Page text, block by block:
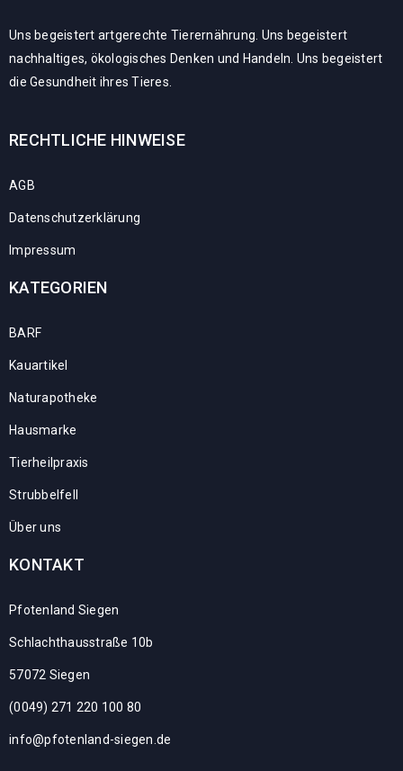
Uns begeistert artgerechte Tierernährung. Uns begeistert
nachhaltiges, ökologisches Denken und Handeln. Uns begeistert
die Gesundheit ihres Tieres.
RECHTLICHE HINWEISE
AGB
Datenschutzerklärung
Impressum
KATEGORIEN
BARF
Kauartikel
Naturapotheke
Hausmarke
Tierheilpraxis
Strubbelfell
Über uns
KONTAKT
Pfotenland Siegen
Schlachthausstraße 10b
57072 Siegen
(0049) 271 220 100 80
info@pfotenland-siegen.de